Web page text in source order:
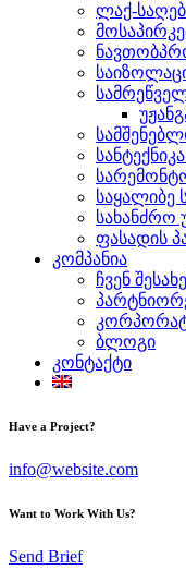
ლაქ-
საყალიბე
სახანძრო
ფასადის
კომპანია
ჩვენ
ბლოგი
კონტაქტი
Have a Project?
info@website.com
Want to Work With Us?
Send Brief